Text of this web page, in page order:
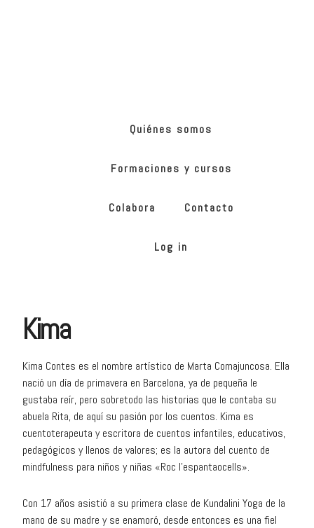
Quiénes somos
Formaciones y cursos
Colabora Contacto
Log in
Kima
Kima Contes es el nombre artístico de Marta Comajuncosa. Ella
nació un día de primavera en Barcelona, ya de pequeña le
gustaba reír, pero sobretodo las historias que le contaba su
abuela Rita, de aquí su pasión por los cuentos. Kima es
cuentoterapeuta y escritora de cuentos infantiles, educativos,
pedagógicos y llenos de valores; es la autora del cuento de
mindfulness para niños y niñas «Roc l’espantaocells».
Con 17 años asistió a su primera clase de Kundalini Yoga de la
mano de su madre y se enamoró, desde entonces es una fiel